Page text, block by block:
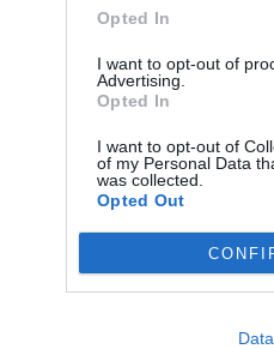
Opted In
I want to opt-out of
Advertising.
Opted In
I want to opt-out of
of my Personal Data
was collected.
Opted Out
Dua Lipa drejt altarit!